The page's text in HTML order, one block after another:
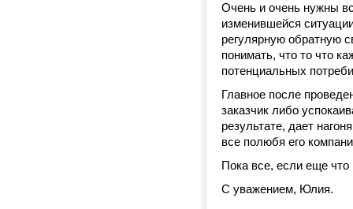
Очень и очень нужны
изменившейся
регулярную обратную
понимать, что то что
потенциальных
Главное после
заказчик либо
результате, дает
все полюбя его
Пока все, если еще
С уважением, Юлия.